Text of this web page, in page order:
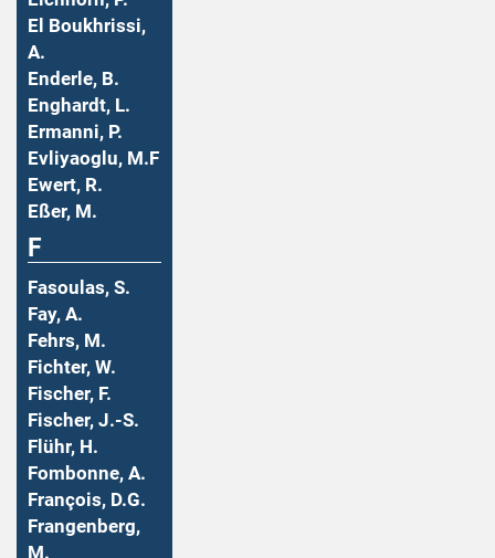
El Boukhrissi,
A.
Enderle, B.
Enghardt, L.
Ermanni, P.
Evliyaoglu, M.F
Ewert, R.
Eßer, M.
F
Fasoulas, S.
Fay, A.
Fehrs, M.
Fichter, W.
Fischer, F.
Fischer, J.-S.
Flühr, H.
Fombonne, A.
François, D.G.
Frangenberg,
M.